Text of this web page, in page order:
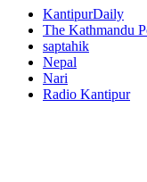
KantipurDaily
The Kathmandu
saptahik
Nepal
Nari
Radio Kantipur